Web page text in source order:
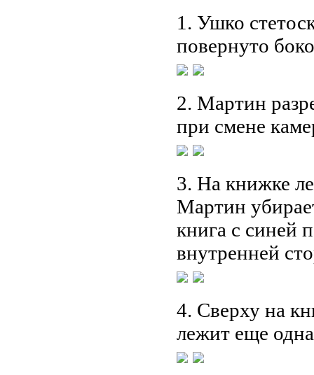
1. Ушко
повернуто
2. Мартин
при смене
3. На книжке
Мартин
книга с синей
внутренней
4. Сверху на
лежит еще